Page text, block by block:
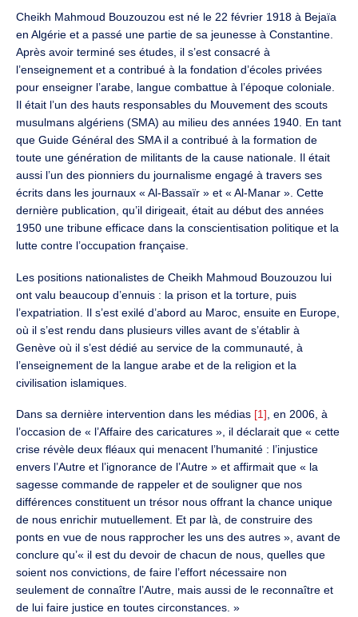
Cheikh Mahmoud Bouzouzou est né le 22 février 1918 à Bejaïa
en Algérie et a passé une partie de sa jeunesse à Constantine.
Après avoir terminé ses études, il s’est consacré à
l’enseignement et a contribué à la fondation d’écoles privées
pour enseigner l’arabe, langue combattue à l’époque coloniale.
Il était l’un des hauts responsables du Mouvement des scouts
musulmans algériens (SMA) au milieu des années 1940. En tant
que Guide Général des SMA il a contribué à la formation de
toute une génération de militants de la cause nationale. Il était
aussi l’un des pionniers du journalisme engagé à travers ses
écrits dans les journaux « Al-Bassaïr » et « Al-Manar ». Cette
dernière publication, qu’il dirigeait, était au début des années
1950 une tribune efficace dans la conscientisation politique et la
lutte contre l’occupation française.
Les positions nationalistes de Cheikh Mahmoud Bouzouzou lui
ont valu beaucoup d’ennuis : la prison et la torture, puis
l’expatriation. Il s’est exilé d’abord au Maroc, ensuite en Europe,
où il s’est rendu dans plusieurs villes avant de s’établir à
Genève où il s’est dédié au service de la communauté, à
l’enseignement de la langue arabe et de la religion et la
civilisation islamiques.
Dans sa dernière intervention dans les médias [1], en 2006, à
l’occasion de « l’Affaire des caricatures », il déclarait que « cette
crise révèle deux fléaux qui menacent l’humanité : l’injustice
envers l’Autre et l’ignorance de l’Autre » et affirmait que « la
sagesse commande de rappeler et de souligner que nos
différences constituent un trésor nous offrant la chance unique
de nous enrichir mutuellement. Et par là, de construire des
ponts en vue de nous rapprocher les uns des autres », avant de
conclure qu’« il est du devoir de chacun de nous, quelles que
soient nos convictions, de faire l’effort nécessaire non
seulement de connaître l’Autre, mais aussi de le reconnaître et
de lui faire justice en toutes circonstances. »